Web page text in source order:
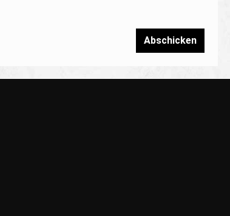
Abschicken